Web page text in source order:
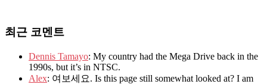
최근 코멘트
Dennis Tamayo: My country had the Mega Drive back in the
1990s, but it’s in NTSC.
Alex: 여보세요. Is this page still somewhat looked at? I am